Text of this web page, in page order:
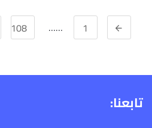
……
108
تابعنا: